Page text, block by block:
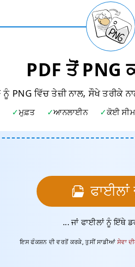
PDF ਤੋਂ PNG
ਨੂੰ PNG ਵਿੱਚ ਤੇਜ਼ੀ ਨਾਲ, ਸੌਖੇ ਤਰੀਕੇ
ਮੁਫ਼ਤ ਆਨਲਾਈਨ ਕੋਈ
ਫਾਈਲਾਂ
... ਜਾਂ ਫਾਈਲਾਂ ਨੂੰ ਇੱਥੇ
ਇਸ ਫੰਕਸ਼ਨ ਦੀ ਵਰਤੋਂ ਕਰਕੇ, ਤੁਸੀਂ ਸਾਡੀਆਂਸੇਵਾ